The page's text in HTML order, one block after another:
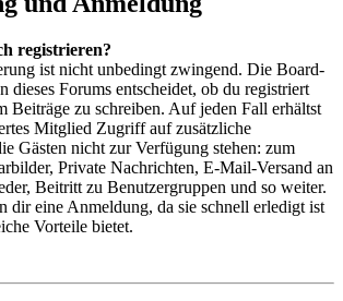
registrieren?
ist nicht unbedingt zwingend. Die Board-
dieses Forums entscheidet, ob du registriert
Beiträge zu schreiben. Auf jeden Fall erhältst
Mitglied Zugriff auf zusätzliche
Gästen nicht zur Verfügung stehen: zum
Private Nachrichten, E-Mail-Versand an
Beitritt zu Benutzergruppen und so weiter.
dir eine Anmeldung, da sie schnell erledigt ist
Vorteile bietet.